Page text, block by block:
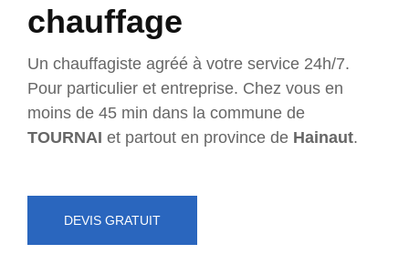
chauffage
Un chauffagiste agréé à votre service 24h/7.
Pour particulier et entreprise. Chez vous en
moins de 45 min dans la commune de
TOURNAI et partout en province de Hainaut.
DEVIS GRATUIT